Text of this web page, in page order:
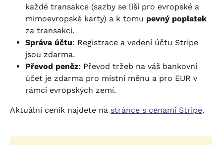
každé transakce (sazby se liší pro evropské a
mimoevropské karty) a k tomu pevný poplatek
za transakci.
Správa účtu: Registrace a vedení účtu Stripe
jsou zdarma.
Převod peněz: Převod tržeb na váš bankovní
účet je zdarma pro místní měnu a pro EUR v
rámci evropských zemí.
Aktuální ceník najdete na stránce s cenami Stripe.